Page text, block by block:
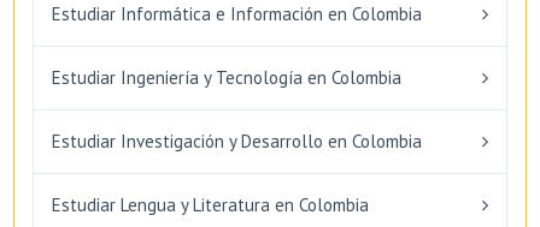
Estudiar Informática e Información en Colombia
Estudiar Ingeniería y Tecnología en Colombia
Estudiar Investigación y Desarrollo en Colombia
Estudiar Lengua y Literatura en Colombia